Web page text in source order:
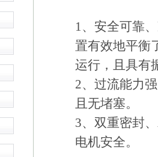
1、安全可靠
置有效地平衡
运行，且具有
2、过流能力
且无堵塞。
3、双重密封
电机安全。